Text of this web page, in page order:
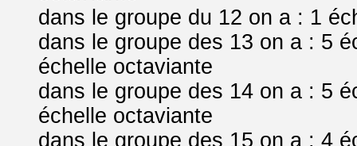
dans le groupe du 12 on a : 1
dans le groupe des 13 on a : 5
échelle octaviante
dans le groupe des 14 on a : 5
échelle octaviante
dans le groupe des 15 on a : 4